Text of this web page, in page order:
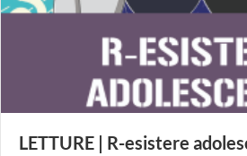
LETTURE | R-esistere